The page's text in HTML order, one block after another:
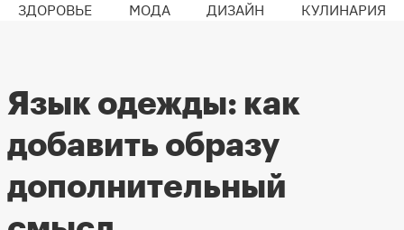
ЗДОРОВЬЕ
МОДА ДИЗАЙН КУЛИНАРИЯ
Язык одежды: как
добавить образу
дополнительный